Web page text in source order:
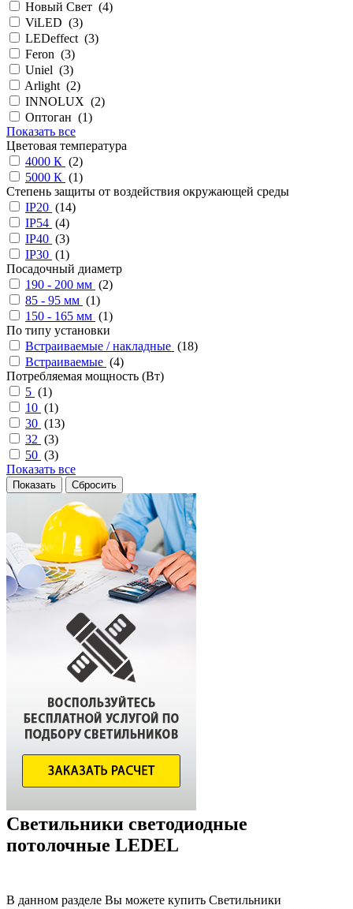
Новый Свет (4)
ViLED (3)
LEDeffect (3)
Feron (3)
Uniel (3)
Arlight (2)
INNOLUX (2)
Оптоган (1)
Показать все
Цветовая температура
4000 К (2)
5000 К (1)
Степень защиты от воздействия окружающей среды
IP20 (14)
IP54 (4)
IP40 (3)
IP30 (1)
Посадочный диаметр
190 - 200 мм (2)
85 - 95 мм (1)
150 - 165 мм (1)
По типу установки
Встраиваемые / накладные (18)
Встраиваемые (4)
Потребляемая мощность (Вт)
5 (1)
10 (1)
30 (13)
32 (3)
50 (3)
Показать все
Светильники светодиодные
потолочные LEDEL
В данном разделе Вы можете купить Светильники